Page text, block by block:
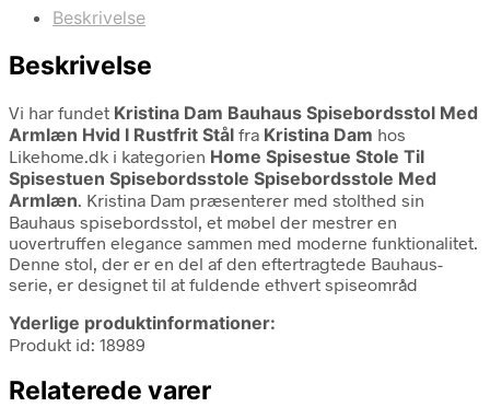
Beskrivelse
Beskrivelse
Vi har fundet Kristina Dam Bauhaus Spisebordsstol Med
Armlæn Hvid I Rustfrit Stål fra Kristina Dam hos
Likehome.dk i kategorien Home Spisestue Stole Til
Spisestuen Spisebordsstole Spisebordsstole Med
Armlæn. Kristina Dam præsenterer med stolthed sin
Bauhaus spisebordsstol, et møbel der mestrer en
uovertruffen elegance sammen med moderne funktionalitet.
Denne stol, der er en del af den eftertragtede Bauhaus-
serie, er designet til at fuldende ethvert spiseområd
Yderlige produktinformationer:
Produkt id: 18989
Relaterede varer